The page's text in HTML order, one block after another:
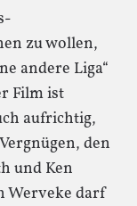
zu wollen,
andere Liga“
Film ist
aufrichtig,
den
und Ken
Werveke darf